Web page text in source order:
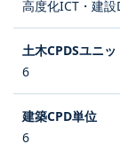
高度化ICT・建
6
6